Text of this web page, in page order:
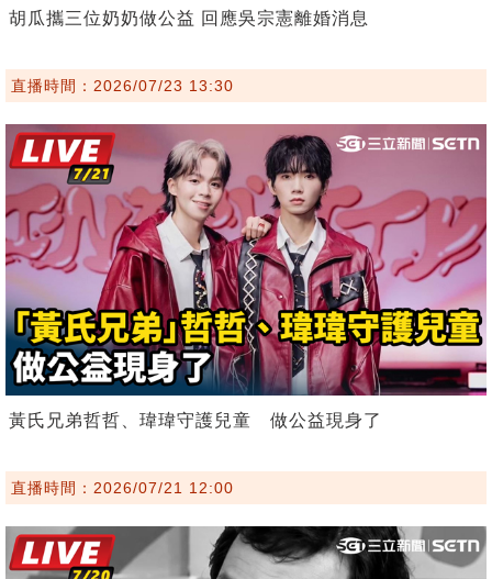
胡瓜攜三位奶奶做公益 回應吳宗憲離婚消息
直播時間：2026/07/23 13:30
黃氏兄弟哲哲、瑋瑋守護兒童 做公益現身了
直播時間：2026/07/21 12:00